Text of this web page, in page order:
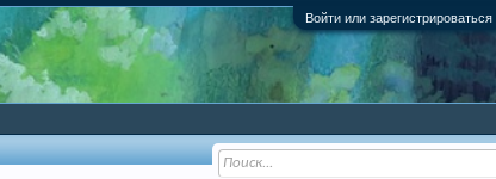
Войти или зарегистрироваться